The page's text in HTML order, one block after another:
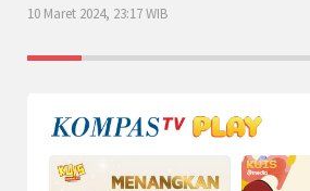
10 Maret 2024, 23:17 WIB